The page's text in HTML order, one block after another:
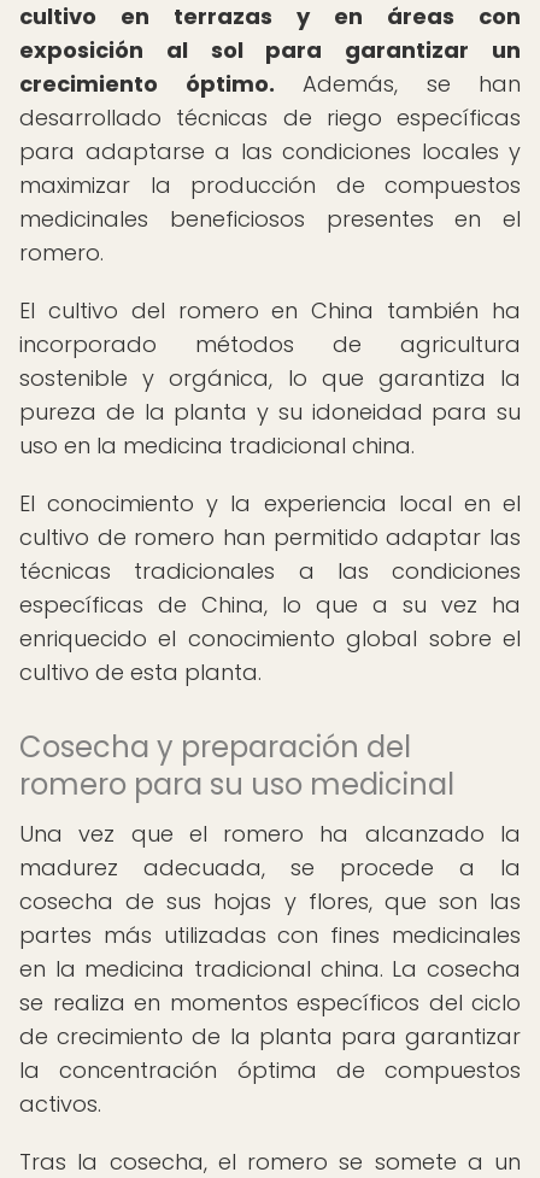
cultivo en terrazas y en áreas con
exposición al sol para garantizar un
crecimiento óptimo. Además, se han
desarrollado técnicas de riego específicas
para adaptarse a las condiciones locales y
maximizar la producción de compuestos
medicinales beneficiosos presentes en el
romero.
El cultivo del romero en China también ha
incorporado métodos de agricultura
sostenible y orgánica, lo que garantiza la
pureza de la planta y su idoneidad para su
uso en la medicina tradicional china.
El conocimiento y la experiencia local en el
cultivo de romero han permitido adaptar las
técnicas tradicionales a las condiciones
específicas de China, lo que a su vez ha
enriquecido el conocimiento global sobre el
cultivo de esta planta.
Cosecha y preparación del
romero para su uso medicinal
Una vez que el romero ha alcanzado la
madurez adecuada, se procede a la
cosecha de sus hojas y flores, que son las
partes más utilizadas con fines medicinales
en la medicina tradicional china. La cosecha
se realiza en momentos específicos del ciclo
de crecimiento de la planta para garantizar
la concentración óptima de compuestos
activos.
Tras la cosecha, el romero se somete a un